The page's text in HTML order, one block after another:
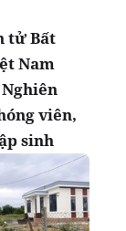
tử Bất
Nam
viên,
sinh